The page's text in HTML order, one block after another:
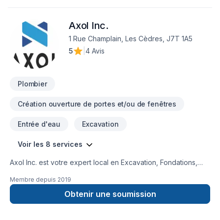
est simple : offrir un service d'exception, centré sur vos
besoins et vos aspirations.
Axol Inc.
1 Rue Champlain, Les Cèdres, J7T 1A5
5
4 Avis
Plombier
Création ouverture de portes et/ou de fenêtres
Entrée d'eau Excavation
Voir les 8 services
Axol Inc. est votre expert local en Excavation, Fondations,
Ontario,Laurentides,Laval,Montérégie,Montréal,Outaouais,
combinant expérience, innovation et rigueur. Notre équipe
expérimentée vous accompagne à chaque étape, avec des
Membre depuis 2019
Obtenir une soumission